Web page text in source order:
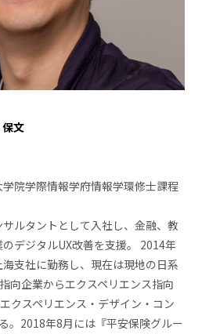
文
院学際情報学府情報学環修士課程
ルタントとして入社し、金融、教
デジタルUX改善を支援。 2014年
支社に勤務し、現在は現地の日系
向企業からエクスペリエンス指向
クスペリエンス・デザイン・コン
。2018年8月には『平安保険グルー